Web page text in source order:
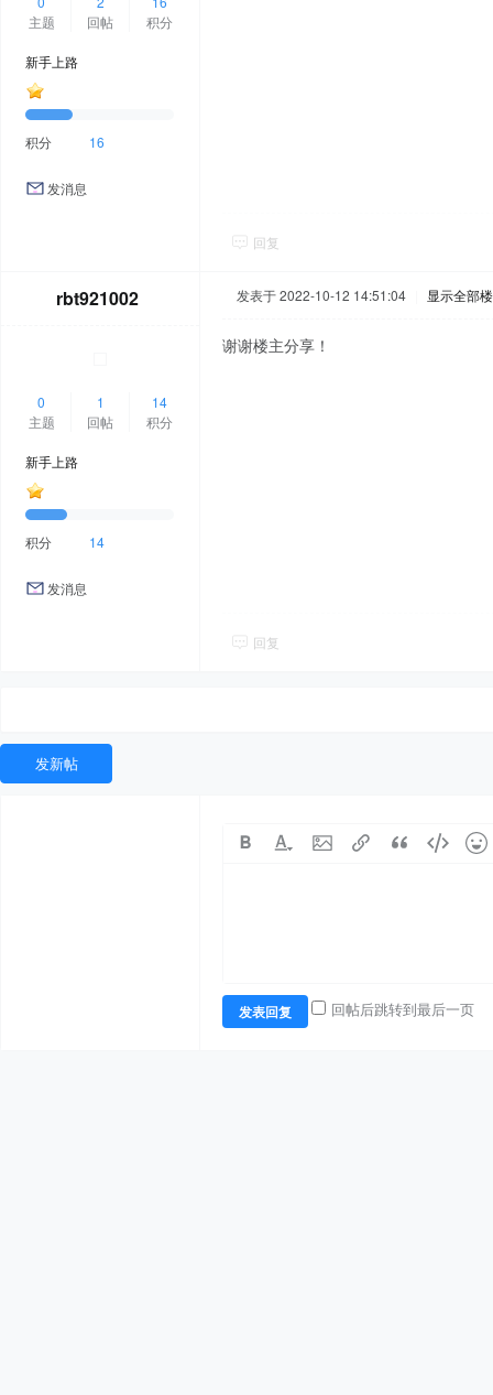
主题
回帖
积分
新手上路
积分 16
发消息
回复
rbt921002
0
主题
1
回帖
14
积分
新手上路
积分 14
发消息
发表于 2022-10-12 14:51:04 显示全部
谢谢楼主分享！
回复
发新帖
发表回复 回帖后跳转到最后一页